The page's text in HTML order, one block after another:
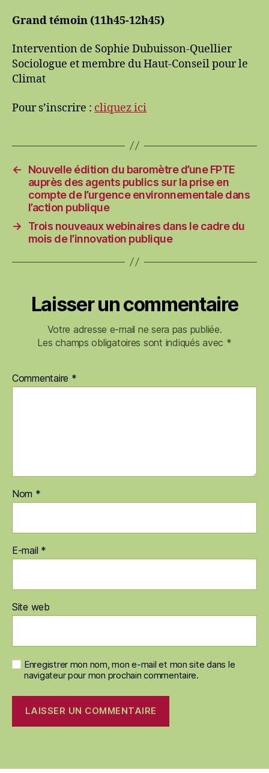
Grand témoin (11h45-12h45)
Intervention de Sophie Dubuisson-Quellier
Sociologue et membre du Haut-Conseil pour le
Climat
Pour s’inscrire : cliquez ici
←
Nouvelle édition du baromètre d’une FPTE
auprès des agents publics sur la prise en
compte de l’urgence environnementale dans
l’action publique
→
Trois nouveaux webinaires dans le cadre du
mois de l’innovation publique
Laisser un commentaire
Votre adresse e-mail ne sera pas publiée.
Les champs obligatoires sont indiqués avec *
Commentaire *
Nom *
E-mail *
Site web
Enregistrer mon nom, mon e-mail et mon site dans le
navigateur pour mon prochain commentaire.